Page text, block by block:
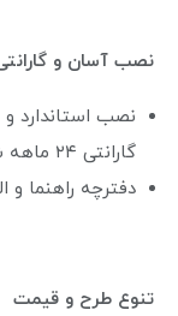
نصب آسان و
نصب استاندارد
گارانتی ۲۴ ماهه شرکت .
دفترچه راهنما
تنوع طرح و قیمت